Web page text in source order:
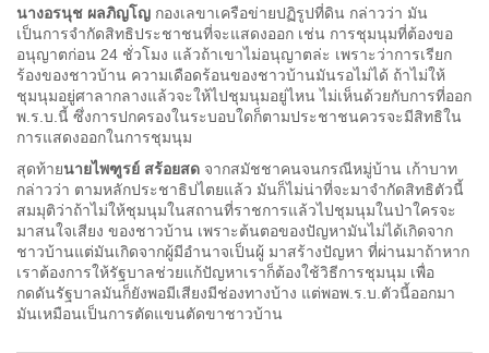
นางอรนุช ผลภิญโญ กองเลขาเครือข่ายปฏิรูปที่ดิน กล่าวว่า มัน
เป็นการจำกัดสิทธิประชาชนที่จะแสดงออก เช่น การชุมนุมที่ต้องขอ
อนุญาตก่อน 24 ชั่วโมง แล้วถ้าเขาไม่อนุญาตล่ะ เพราะว่าการเรียก
ร้องของชาวบ้าน ความเดือดร้อนของชาวบ้านมันรอไม่ได้ ถ้าไม่ให้
ชุมนุมอยู่ศาลากลางแล้วจะให้ไปชุมนุมอยู่ไหน ไม่เห็นด้วยกับการที่ออก
พ.ร.บ.นี้ ซึ่งการปกครองในระบอบใดก็ตามประชาชนควรจะมีสิทธิใน
การแสดงออกในการชุมนุม
สุดท้ายนายไพฑูรย์ สร้อยสด จากสมัชชาคนจนกรณีหมู่บ้าน เก้าบาท
กล่าวว่า ตามหลักประชาธิปไตยแล้ว มันก็ไม่น่าที่จะมาจำกัดสิทธิตัวนี้
สมมุติว่าถ้าไม่ให้ชุมนุมในสถานที่ราชการแล้วไปชุมนุมในป่าใครจะ
มาสนใจเสียง ของชาวบ้าน เพราะต้นตอของปัญหามันไม่ได้เกิดจาก
ชาวบ้านแต่มันเกิดจากผู้มีอำนาจเป็นผู้ มาสร้างปัญหา ที่ผ่านมาถ้าหาก
เราต้องการให้รัฐบาลช่วยแก้ปัญหาเราก็ต้องใช้วิธีการชุมนุม เพื่อ
กดดันรัฐบาลมันก็ยังพอมีเสียงมีช่องทางบ้าง แต่พอพ.ร.บ.ตัวนี้ออกมา
มันเหมือนเป็นการตัดแขนตัดขาชาวบ้าน